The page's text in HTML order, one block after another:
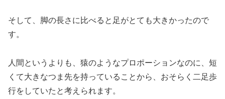
そして、脚の長さに比べると足がとても大きかったので
す。
人間というよりも、猿のようなプロポーションなのに、短
くて大きなつま先を持っていることから、おそらく二足歩
行をしていたと考えられます。